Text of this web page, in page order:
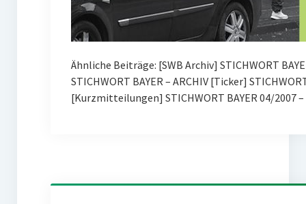
Ähnliche Beiträge: [SWB Archiv] STICHWORT
STICHWORT BAYER – ARCHIV [Ticker]
[Kurzmitteilungen] STICHWORT BAYER 04/2007